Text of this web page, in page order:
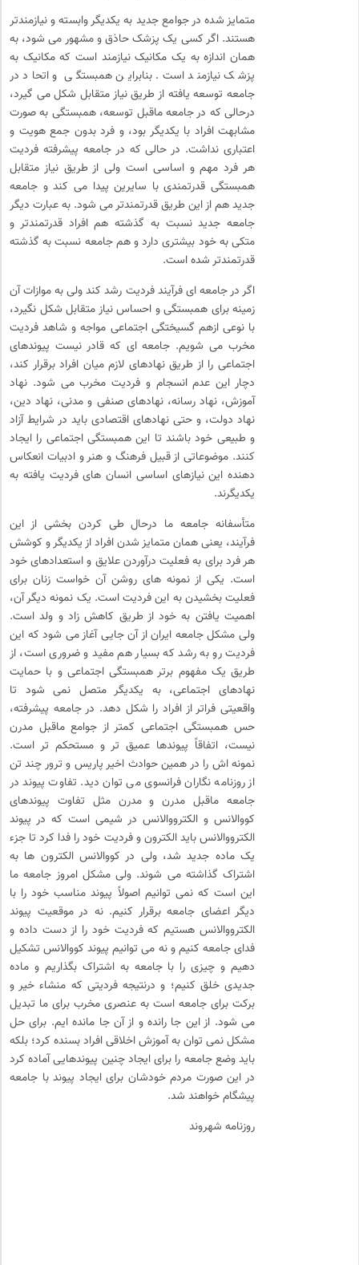
متمایز شده در جوامع جدید به یکدیگر وابسته و نیازمندتر
هستند. اگر کسی یک پزشک حاذق و مشهور می شود، به
همان اندازه به یک مکانیک نیازمند است که مکانیک به
پزشک نیازمند است. بنابراین همبستگی و اتحاد در
جامعه توسعه یافته از طریق نیاز متقابل شکل می گیرد،
درحالی که در جامعه ماقبل توسعه، همبستگی به صورت
مشابهت افراد با یکدیگر بود، و فرد بدون جمع هویت و
اعتباری نداشت. در حالی که در جامعه پیشرفته فردیت
هر فرد مهم و اساسی است ولی از طریق نیاز متقابل
همبستگی قدرتمندی با سایرین پیدا می کند و جامعه
جدید هم از این طریق قدرتمندتر می شود. به عبارت دیگر
جامعه جدید نسبت به گذشته هم افراد قدرتمندتر و
متکی به خود بیشتری دارد و هم جامعه نسبت به گذشته
قدرتمندتر شده است.
اگر در جامعه ای فرآیند فردیت رشد کند ولی به موازات آن
زمینه برای همبستگی و احساس نیاز متقابل شکل نگیرد،
با نوعی ازهم گسیختگی اجتماعی مواجه و شاهد فردیت
مخرب می شویم. جامعه ای که قادر نیست پیوندهای
اجتماعی را از طریق نهادهای لازم میان افراد برقرار کند،
دچار این عدم انسجام و فردیت مخرب می شود. نهاد
آموزش، نهاد رسانه، نهادهای صنفی و مدنی، نهاد دین،
نهاد دولت، و حتی نهادهای اقتصادی باید در شرایط آزاد
و طبیعی خود باشند تا این همبستگی اجتماعی را ایجاد
کنند. موضوعاتی از قبیل فرهنگ و هنر و ادبیات انعکاس
دهنده این نیازهای اساسی انسان های فردیت یافته به
یکدیگرند.
متأسفانه جامعه ما درحال طی کردن بخشی از این
فرآیند، یعنی همان متمایز شدن افراد از یکدیگر و کوشش
هر فرد برای به فعلیت درآوردن علایق و استعدادهای خود
است. یکی از نمونه های روشن آن خواست زنان برای
فعلیت بخشیدن به این فردیت است. یک نمونه دیگر آن،
اهمیت یافتن به خود از طریق کاهش زاد و ولد است.
ولی مشکل جامعه ایران از آن جایی آغاز می شود که این
فردیت رو به رشد که بسیار هم مفید و ضروری است، از
طریق یک مفهوم برتر همبستگی اجتماعی و با حمایت
نهادهای اجتماعی، به یکدیگر متصل نمی شود تا
واقعیتی فراتر از افراد را شکل دهد. در جامعه پیشرفته،
حس همبستگی اجتماعی کمتر از جوامع ماقبل مدرن
نیست، اتفاقاً پیوندها عمیق تر و مستحکم تر است.
نمونه اش را در همین حوادث اخیر پاریس و ترور چند تن
از روزنامه نگاران فرانسوی می توان دید. تفاوت پیوند در
جامعه ماقبل مدرن و مدرن مثل تفاوت پیوندهای
کووالانس و الکترووالانس در شیمی است که در پیوند
الکترووالانس باید الکترون و فردیت خود را فدا کرد تا جزء
یک ماده جدید شد، ولی در کووالانس الکترون ها به
اشتراک گذاشته می شوند. ولی مشکل امروز جامعه ما
این است که نمی توانیم اصولاً پیوند مناسب خود را با
دیگر اعضای جامعه برقرار کنیم. نه در موقعیت پیوند
الکترووالانس هستیم که فردیت خود را از دست داده و
فدای جامعه کنیم و نه می توانیم پیوند کووالانس تشکیل
دهیم و چیزی را با جامعه به اشتراک بگذاریم و ماده
جدیدی خلق کنیم؛ و درنتیجه فردیتی که منشاء خیر و
برکت برای جامعه است به عنصری مخرب برای ما تبدیل
می شود. از این جا رانده و از آن جا مانده ایم. برای حل
مشکل نمی توان به آموزش اخلاقی افراد بسنده کرد؛ بلکه
باید وضع جامعه را برای ایجاد چنین پیوندهایی آماده کرد
در این صورت مردم خودشان برای ایجاد پیوند با جامعه
پیشگام خواهند شد.
روزنامه شهروند